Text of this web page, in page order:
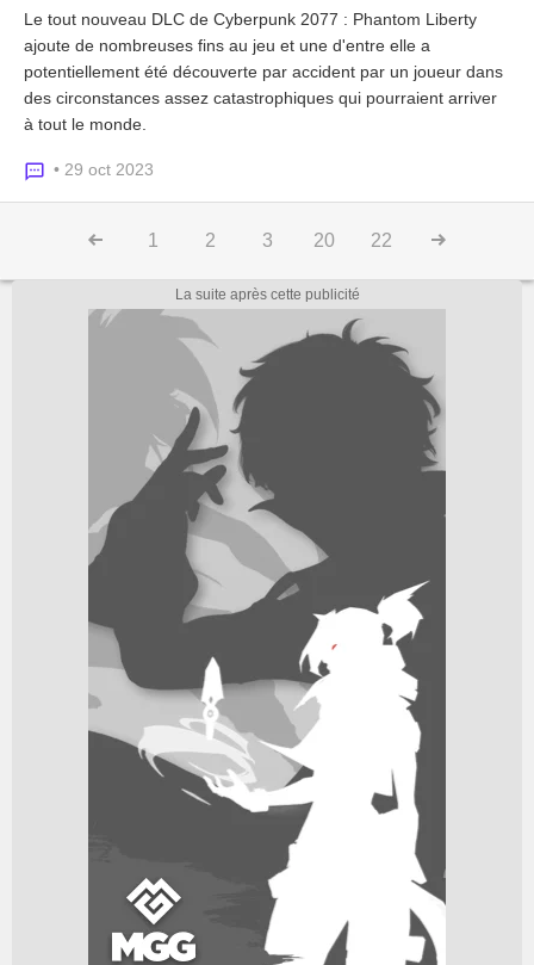
Le tout nouveau DLC de Cyberpunk 2077 : Phantom Liberty
ajoute de nombreuses fins au jeu et une d'entre elle a
potentiellement été découverte par accident par un joueur dans
des circonstances assez catastrophiques qui pourraient arriver
à tout le monde.
• 29 oct 2023
1 2 3 20 22